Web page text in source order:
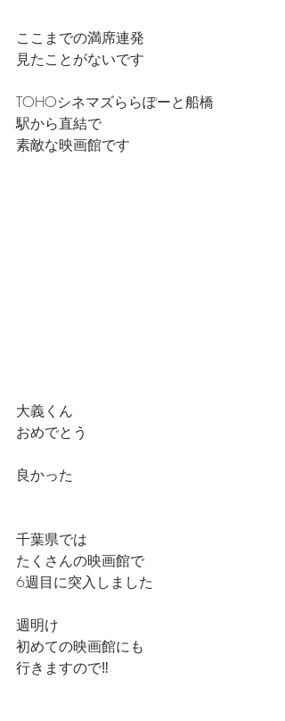
ここまでの満席連発
見たことがないです
TOHOシネマズららぽーと船橋
駅から直結で
素敵な映画館です
大義くん
おめでとう
良かった
千葉県では
たくさんの映画館で
6週目に突入しました
週明け
初めての映画館にも
行きますので‼️